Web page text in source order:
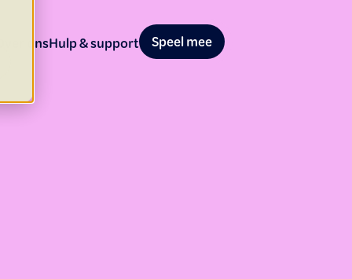
Over onsHulp & support Speel mee